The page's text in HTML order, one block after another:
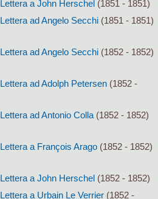
Lettera a John Herschel (1851 - 1851)
Lettera ad Angelo Secchi (1851 - 1851)
Lettera ad Angelo Secchi (1852 - 1852)
Lettera ad Adolph Petersen (1852 -
Lettera ad Antonio Colla (1852 - 1852)
Lettera a François Arago (1852 - 1852)
Lettera a John Herschel (1852 - 1852)
Lettera a Urbain Le Verrier (1852 -